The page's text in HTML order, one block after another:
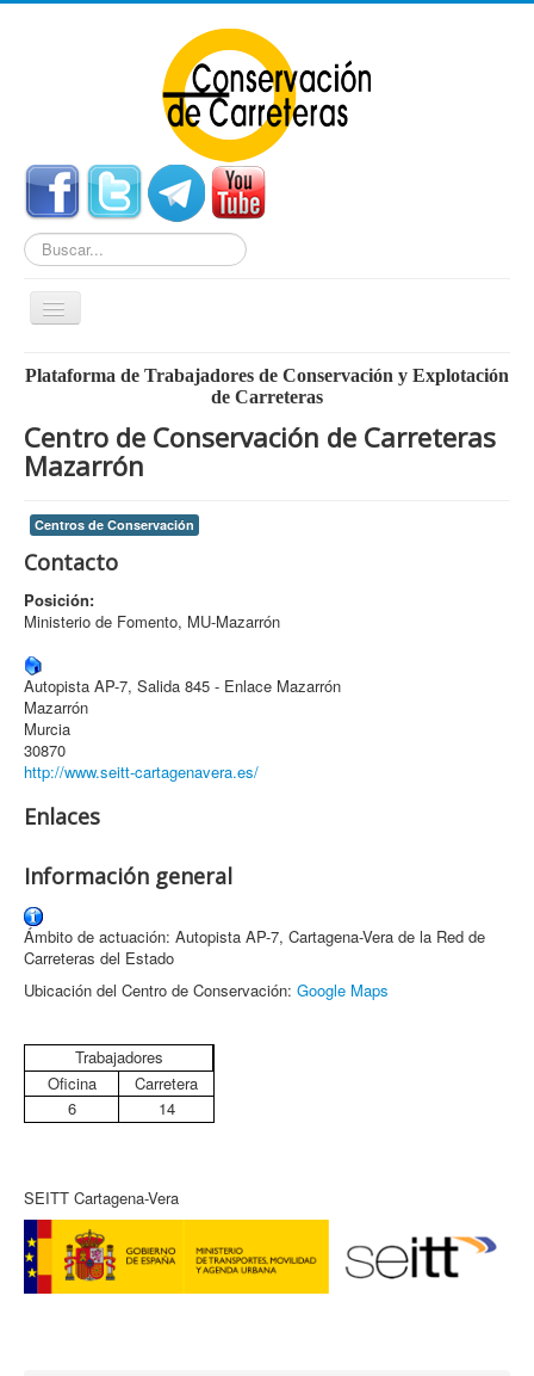
Buscar...
Cambiar
navegación
Home
Centros de Conservación
Enlaces Externos
Archivo
Formularios
Plataforma de Trabajadores de Conservación y Explotación
de Carreteras
Centro de Conservación de Carreteras
Mazarrón
Centros de Conservación
Contacto
Posición:
Ministerio de Fomento, MU-Mazarrón
Autopista AP-7, Salida 845 - Enlace Mazarrón
Mazarrón
Murcia
30870
http://www.seitt-cartagenavera.es/
Enlaces
Información general
Ámbito de actuación: Autopista AP-7, Cartagena-Vera de la Red de
Carreteras del Estado
Ubicación del Centro de Conservación: Google Maps
Trabajadores
Oficina
Carretera
6
14
SEITT Cartagena-Vera